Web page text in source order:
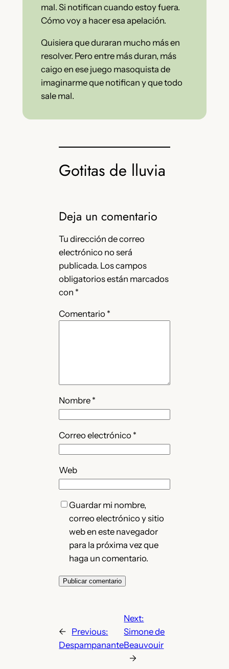
mal. Si notifican cuando estoy fuera.
Cómo voy a hacer esa apelación.
Quisiera que duraran mucho más en
resolver. Pero entre más duran, más
caigo en ese juego masoquista de
imaginarme que notifican y que todo
sale mal.
Gotitas de lluvia
Deja un comentario
Tu dirección de correo
electrónico no será
publicada. Los campos
obligatorios están marcados
con *
Comentario *
Nombre *
Correo electrónico *
Web
Guardar mi nombre,
correo electrónico y sitio
web en este navegador
para la próxima vez que
haga un comentario.
← Previous:
Despampanante
Next:
Simone de
Beauvouir
→